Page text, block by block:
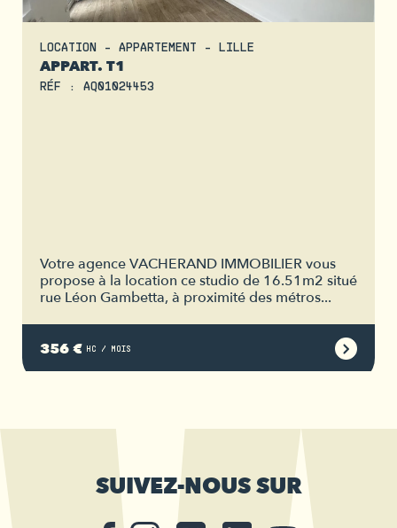
LOCATION - APPARTEMENT - LILLE
APPART. T1
RÉF : AQ01024453
Votre agence VACHERAND IMMOBILIER vous
propose à la location ce studio de 16.51m2 situé
rue Léon Gambetta, à proximité des métros...
356 € HC / MOIS
SUIVEZ-NOUS SUR